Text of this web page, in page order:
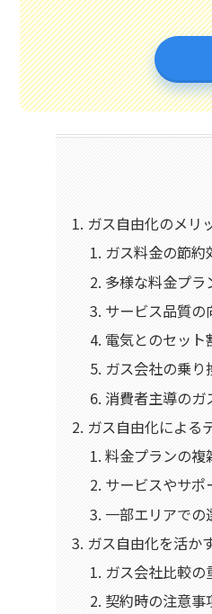
ガス自由化のメリ
ガス料金の節約
多様な料金プラ
サービス品質の
電気とのセット
ガス会社の乗
消費者主導のガ
ガス自由化による
料金プランの複
サービスやサポ
一部エリアでの
ガス自由化を活か
ガス会社比較の
契約時の注意事